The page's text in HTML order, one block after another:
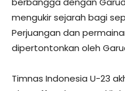
mengukir sejarah bagi
Perjuangan dan
dipertontonkan oleh
Timnas Indonesia U-23